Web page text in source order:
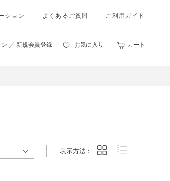
ション よくあるご質問 ご利用ガイド
ン ／ 新規会員登録 お気に入り カート
表示方法：